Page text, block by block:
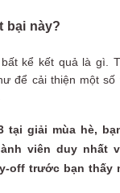
bại này?
kể kết quả là gì.
để cải thiện một
giải mùa hè,
viên duy
off trước bạn thấy